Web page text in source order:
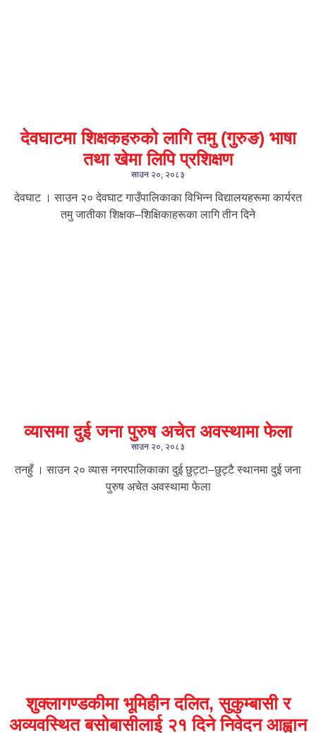
देवघाटमा शिक्षकहरुको लागि तमु (गुरुङ) भाषा
तथा खेमा लिपि प्रशिक्षण
साउन २०, २०८३
देवघाट । साउन २० देवघाट गाउँपालिकाका विभिन्न विद्यालयहरूमा कार्यरत
तमु जातीका शिक्षक–शिक्षिकाहरूका लागि तीन दिने
व्यासमा दुई जना पुरुष अचेत अवस्थामा फेला
साउन २०, २०८३
तनहुँ । साउन २० व्यास नगरपालिकाका दुई छुट्टा–छुट्टै स्थानमा दुई जना
पुरुष अचेत अवस्थामा फेला
शुक्लागण्डकीमा भूमिहीन दलित, सुकुम्बासी र
अव्यवस्थित बसोबासीलाई २१ दिने निवेदन आह्वान